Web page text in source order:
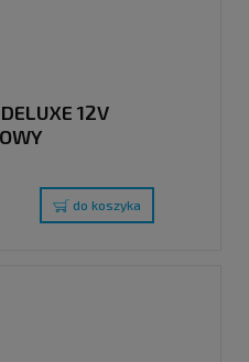
12V
do koszyka